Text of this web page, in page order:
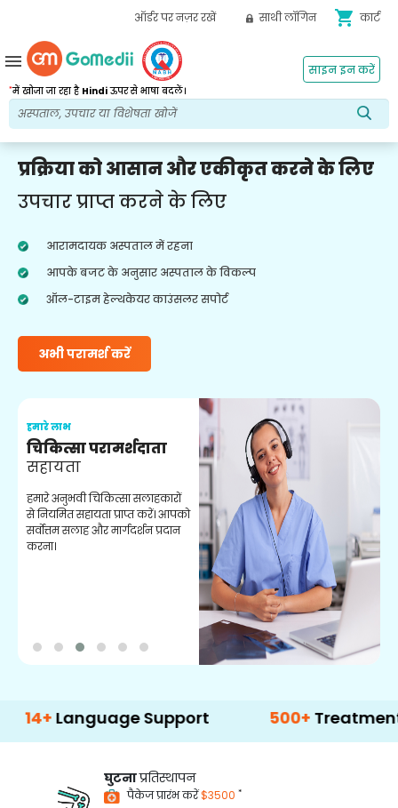
ऑर्डर पर नज़र रखें साथी लॉगिन shopping_cart कार्ट
*में खोजा जा रहा है Hindiऊपर से भाषा बदलें।
साइन इन करें
menu
प्रक्रिया को आसान और एकीकृत करने के लिए
उपचार प्राप्त करने के लिए
आरामदायक अस्पताल में रहना
आपके बजट के अनुसार अस्पताल के विकल्प
ऑल-टाइम हेल्थकेयर काउंसलर सपोर्ट
अभी परामर्श करें
हमारे लाभ
चिकित्सा परामर्शदाता
सहायता
हमारे अनुभवी चिकित्सा सलाहकारों
से नियमित सहायता प्राप्त करें। आपको
सर्वोत्तम सलाह और मार्गदर्शन प्रदान
करना।
Support 500+ Treatment
घुटनाप्रतिस्थापन
पैकेज प्रारंभ करें$3500 *